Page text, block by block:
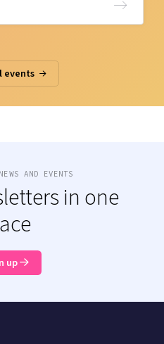
events
AND EVENTS
in one
up